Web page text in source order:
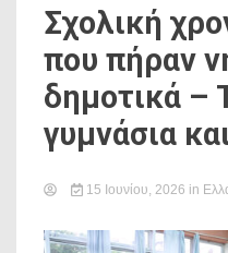
Σχολική
που πήραν
δημοτικά –
γυμνάσια
15 Ιουνίου, 2026 in